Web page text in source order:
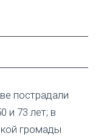
пострадали
и 73 лет; в
громады